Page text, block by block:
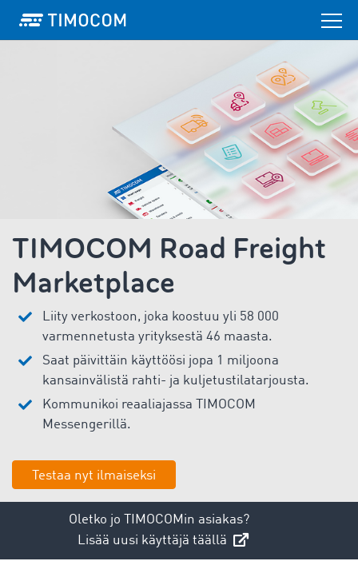
TIMOCOM Road Freight
Marketplace
Liity verkostoon, joka koostuu yli 58 000
varmennetusta yrityksestä 46 maasta.
Saat päivittäin käyttöösi jopa 1 miljoona
kansainvälistä rahti- ja kuljetustilatarjousta.
Kommunikoi reaaliajassa TIMOCOM
Messengerillä.
Testaa nyt ilmaiseksi
Oletko jo TIMOCOMin asiakas?
Lisää uusi käyttäjä täällä